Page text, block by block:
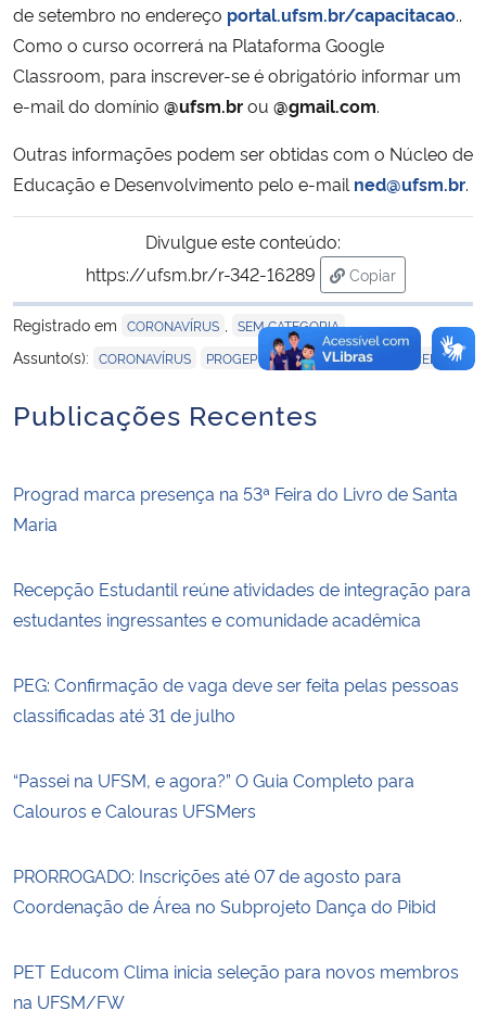
de setembro no endereço portal.ufsm.br/capacitacao..
Como o curso ocorrerá na Plataforma Google
Classroom, para inscrever-se é obrigatório informar um
e-mail do domínio @ufsm.brou @gmail.com.
Outras informações podem ser obtidas com o Núcleo de
Educação e Desenvolvimento pelo e-mail ned@ufsm.br.
Divulgue este conteúdo:
https://ufsm.br/r-342-16289
Copiar
para área de
Registrado em CORONAVÍRUS SEM CATEGORIA
Assunto(s): CORONAVÍRUS PROGEP PROGRAD , UFSM EM REDE
Publicações Recentes
Prograd marca presença na 53ª Feira do Livro de Santa
Maria
Recepção Estudantil reúne atividades de integração para
estudantes ingressantes e comunidade acadêmica
PEG: Confirmação de vaga deve ser feita pelas pessoas
classificadas até 31 de julho
“Passei na UFSM, e agora?” O Guia Completo para
Calouros e Calouras UFSMers
PRORROGADO: Inscrições até 07 de agosto para
Coordenação de Área no Subprojeto Dança do Pibid
PET Educom Clima inicia seleção para novos membros
na UFSM/FW